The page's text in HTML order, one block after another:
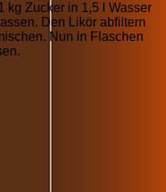
kg Zucker in 1,5 l Wasser
Den Likör abfiltern
Nun in Flaschen